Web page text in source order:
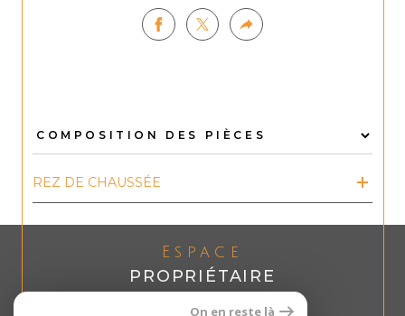
REZ DE CHAUSSÉE
Espace
PROPRIÉTAIRE
Se connecter
On en reste là